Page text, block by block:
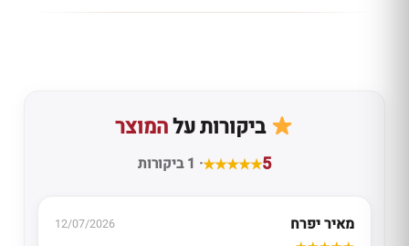
ביקורות עלהמוצר
5 · 1 ביקורות
מאיר יפרח 12/07/2026